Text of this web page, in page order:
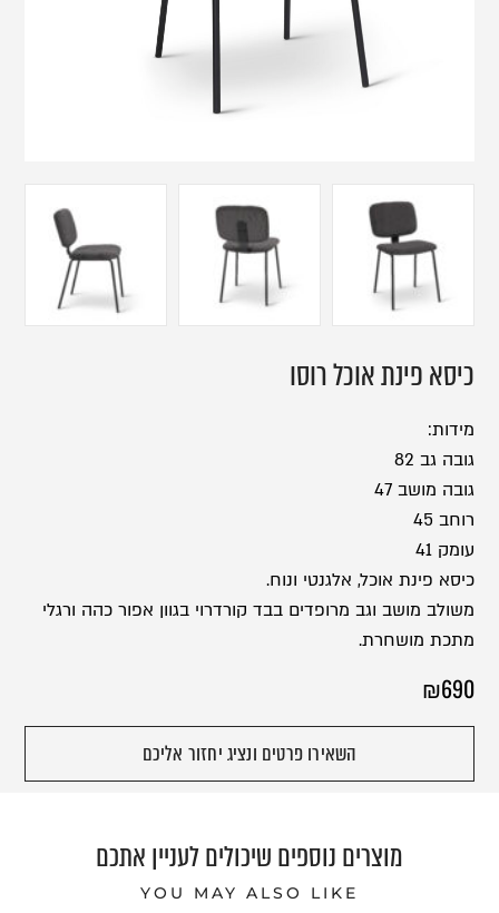
כיסא פינת אוכל רוסו
מידות:
גובה גב 82
גובה מושב 47
רוחב 45
עומק 41
כיסא פינת אוכל, אלגנטי ונוח.
משולב מושב וגב מרופדים בבד קורדרוי בגוון אפור כהה ורגלי
מתכת מושחרת.
₪690
השאירו פרטים ונציג יחזור אליכם
מוצרים נוספים שיכולים לעניין אתכם
YOU MAY ALSO LIKE